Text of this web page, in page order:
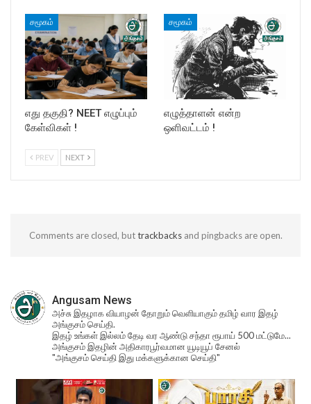
சமூகம்
எது தகுதி? NEET எழுப்பும்
கேள்விகள் !
சமூகம்
எழுத்தாளன் என்ற
ஒளிவட்டம் !
PREV NEXT
Comments are closed, buttrackbacksand pingbacks are open.
Angusam News
அச்சு இதழாக வியாழன் தோறும் வெளியாகும் தமிழ் வார இதழ்
அங்குசம் செய்தி.
இதழ் உங்கள் இல்லம் தேடி வர ஆண்டு சந்தா ரூபாய் 500 மட்டுமே...
அங்குசம் இதழின் அதிகாரபூர்வமான யூடியூப் சேனல்
"அங்குசம் செய்தி இது மக்களுக்கான செய்தி"